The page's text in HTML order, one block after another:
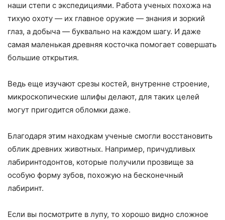
наши степи с экспедициями. Работа ученых похожа на
тихую охоту — их главное оружие — знания и зоркий
глаз, а добыча — буквально на каждом шагу. И даже
самая маленькая древняя косточка помогает совершать
большие открытия.
Ведь еще изучают срезы костей, внутренне строение,
микроскопические шлифы делают, для таких целей
могут пригодится обломки даже.
Благодаря этим находкам ученые смогли восстановить
облик древних животных. Например, причудливых
лабиринтодонтов, которые получили прозвище за
особую форму зубов, похожую на бесконечный
лабиринт.
Если вы посмотрите в лупу, то хорошо видно сложное